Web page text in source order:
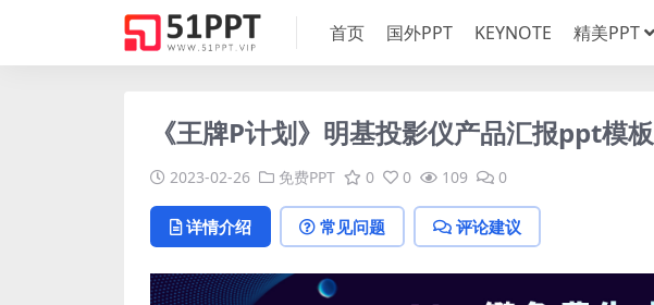
首页 国外PPT KEYNOTE 精美PPT
《王牌P计划》明基投影仪产品汇报ppt模板
2023-02-26 免费PPT 0 0 109 0
详情介绍 常见问题 评论建议